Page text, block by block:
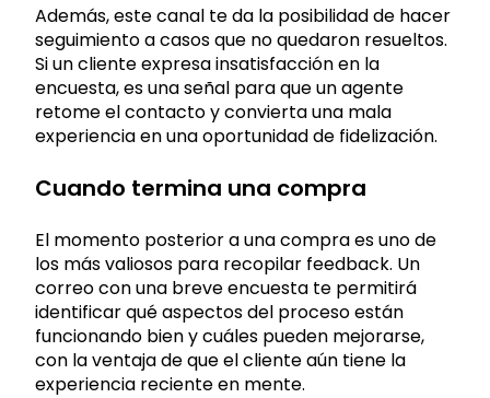
Además, este canal te da la posibilidad de hacer
seguimiento a casos que no quedaron resueltos.
Si un cliente expresa insatisfacción en la
encuesta, es una señal para que un agente
retome el contactoy convierta una mala
experiencia en una oportunidad de fidelización.
Cuando termina una compra
El momento posterior a una compra es uno de
los más valiosos para recopilar feedback. Un
correo con una breve encuesta te permitirá
identificar qué aspectos del proceso están
funcionando bien y cuáles pueden mejorarse,
con la ventaja de que el cliente aún tiene la
experiencia reciente en mente.